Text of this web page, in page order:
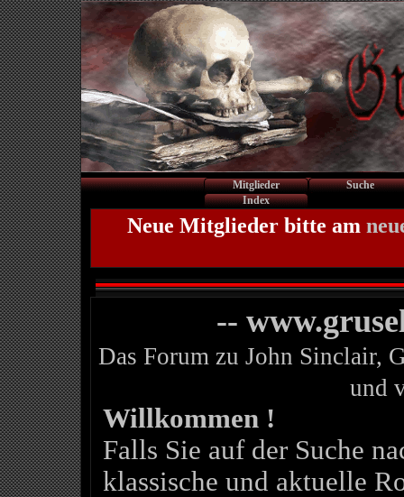
Mitglieder
Suche
Index
Neue Mitglieder bitte am
--
Das Forum zu John Sinclair,
und
Willkommen !
Falls Sie auf der Suche
klassische und aktuelle